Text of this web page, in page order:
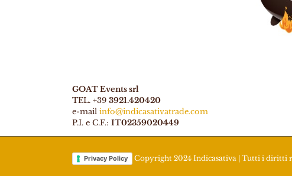
GOAT Events srl
TEL. +39 3921.420420
e-mail info@indicasativatrade.com
P.I. e C.F.: IT02359020449
Privacy Policy Copyright 2024 Indicasativa | Tutti i diritti